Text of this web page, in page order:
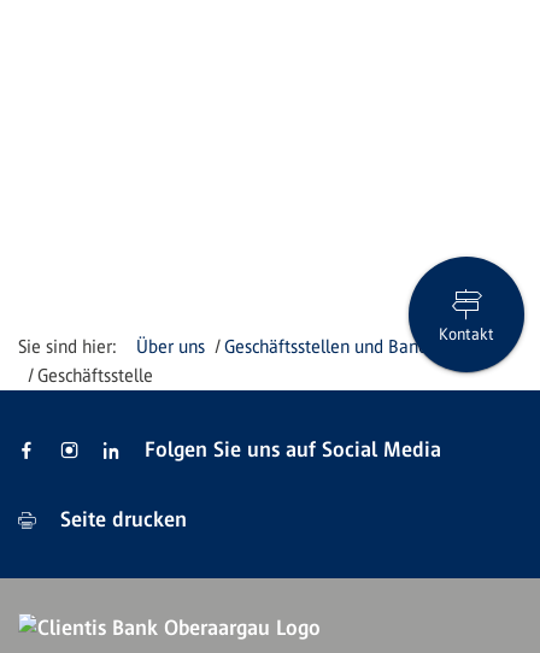
Über uns
Geschäftsstellen und Bancomaten
Geschäftsstelle
Kontakt
Folgen Sie uns auf Social Media
Seite drucken